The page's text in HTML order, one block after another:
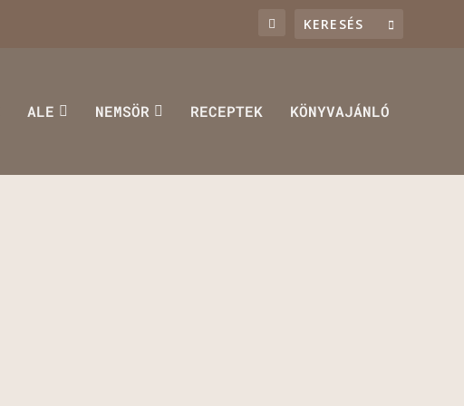
ALE NEMSÖR RECEPTEK KÖNYVAJÁNLÓ